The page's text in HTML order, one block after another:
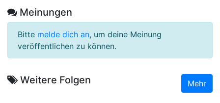
Meinungen
Bitte melde dich an, um deine Meinung
veröffentlichen zu können.
Weitere Folgen Mehr